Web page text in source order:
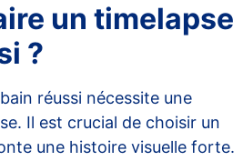
un timelapse
?
réussi nécessite une
Il est crucial de choisir un
une histoire visuelle forte.